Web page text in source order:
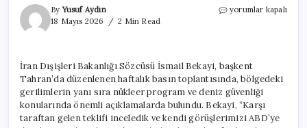
ByYusuf Aydın
18 Mayıs 2026
2 Min Read
Tahran’dan
Öne
Çıkıyor
için
yorumlar kapalı
İran Dışişleri Bakanlığı Sözcüsü İsmail Bekayi, başkent
Tahran’da düzenlenen haftalık basın toplantısında, bölgedeki
gerilimlerin yanı sıra nükleer program ve deniz güvenliği
konularında önemli açıklamalarda bulundu. Bekayi, “Karşı
taraftan gelen teklifi inceledik ve kendi görüşlerimizi ABD’ye